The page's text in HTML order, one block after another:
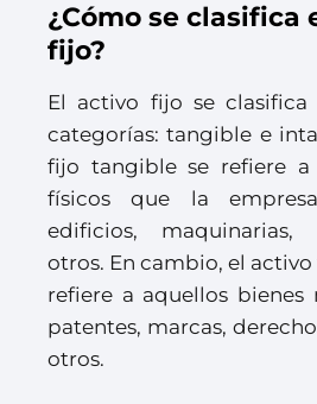
¿Cómo se clasifica
fijo?
El activo fijo se clasifica
categorías: tangible e
fijo tangible se refiere a
físicos que la
edificios, maquinarias,
otros. En cambio, el
refiere a aquellos bienes
patentes, marcas,
otros.